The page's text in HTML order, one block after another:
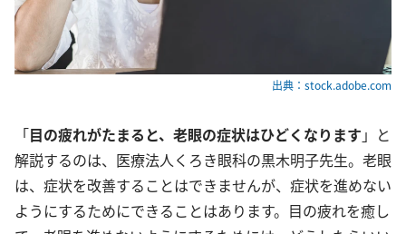
出典：stock.adobe.com
「目の疲れがたまると、老眼の症状はひどくなります 」と
解説するのは、医療法人くろき眼科の黒木明子先生。老眼
は、症状を改善することはできませんが、症状を進めない
ようにするためにできることはあります。目の疲れを癒し